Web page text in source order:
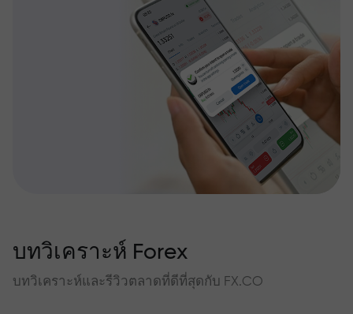
บทวิเคราะห์ Forex
บทวิเคราะห์และรีวิวตลาดที่ดีที่สุดกับ FX.CO